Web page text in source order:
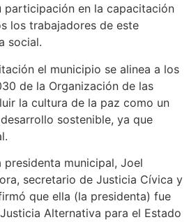
participación en la capacitación
los trabajadores de este
social.
el municipio se alinea a los
de la Organización de las
la cultura de la paz como un
sostenible, ya que
presidenta municipal, Joel
secretario de Justicia Cívica y
que ella (la presidenta) fue
Alternativa para el Estado